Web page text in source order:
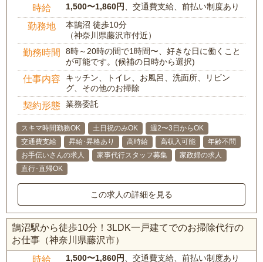
時給 1,500〜1,860円、交通費支給、前払い制度あり
勤務地
本鵠沼 徒歩10分
（神奈川県藤沢市付近）
勤務時間
8時～20時の間で1時間〜、好きな日に働くこと
が可能です。(候補の日時から選択)
仕事内容
キッチン、トイレ、お風呂、洗面所、リビン
グ、その他のお掃除
契約形態 業務委託
スキマ時間勤務OK 土日祝のみOK
週2〜3日からOK
交通費支給
昇給･昇格あり 高時給 高収入可能
年齢不問
お手伝いさんの求人
家事代行スタッフ募集
家政婦の求人
直行･直帰OK
この求人の詳細を見る
鵠沼駅から徒歩10分！3LDK一戸建てでのお掃除代行の
お仕事（神奈川県藤沢市）
時給 1,500〜1,860円、交通費支給、前払い制度あり